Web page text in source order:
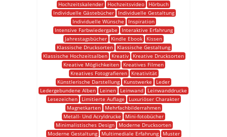
Hochzeitskalender
Hochzeitsvideo
Hörbuch
Individuelle Gästebücher
Individuelle Gestaltung
Individuelle Wünsche
Inspiration
Intensive Farbwiedergabe
Interaktive Erfahrung
Jahrestagsbücher
Kindle Ebook
Kissen
Klassische Drucksorten
Klassische Gestaltung
Klassische Hochzeitsalben
Kreativ
Kreative Drucksorten
Kreative Möglichkeiten
Kreatives Filmen
Kreatives Fotografieren
Kreativität
Künstlerische Darstellung
Kunstwerke
Leder
Ledergebundene Alben
Leinen Leinwand
Leinwanddrucke
Lesezeichen
Limitierte Auflage
Luxuriöser Charakter
Magnetkarten
Mehrfachbilderrahmen
Metall- Und Acryldrucke
Mini-fotobücher
Minimalistisches Design
Moderne Drucksorten
Moderne Gestaltung
Multimediale Erfahrung
Muster